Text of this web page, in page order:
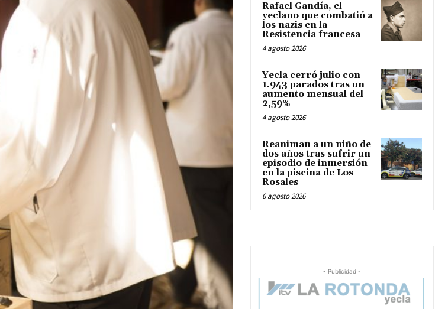
Rafael Gandía, el
yeclano que combatió a
los nazis en la
Resistencia francesa
4 agosto 2026
Yecla cerró julio con
1.943 parados tras un
aumento mensual del
2,59%
4 agosto 2026
Reaniman a un niño de
dos años tras sufrir un
episodio de inmersión
en la piscina de Los
Rosales
6 agosto 2026
- Publicidad -